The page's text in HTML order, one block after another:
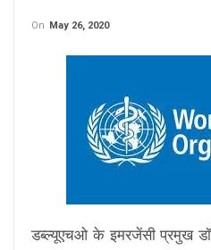
On May 26, 2020
डब्ल्यूएचओ के इमरजेंसी प्रमुख